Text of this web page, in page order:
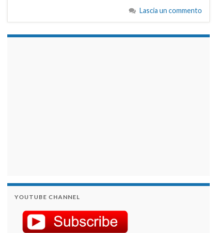
Lascia un commento
YOUTUBE CHANNEL